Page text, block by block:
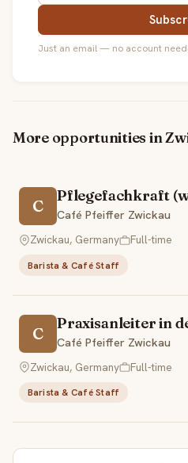
Just an email — no account
More opportunities in
C
Pflegefachkraft
Café Pfeiffer Zwickau
Zwickau, Germany
Full-time
Barista & Café Staff
C
Praxisanleiter in
Café Pfeiffer Zwickau
Zwickau, Germany
Full-time
Barista & Café Staff